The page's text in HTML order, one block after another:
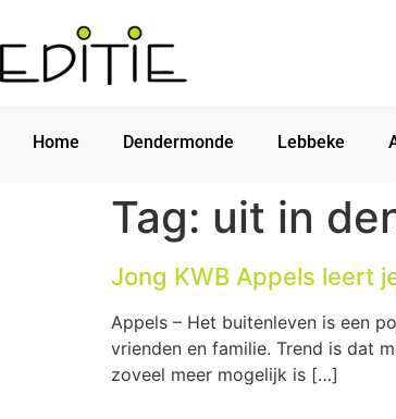
Home Dendermonde Lebbeke
Tag: uit in
Jong KWB Appels leert
Appels – Het buitenleven is een
vrienden en familie. Trend is dat
zoveel meer mogelijk is […]